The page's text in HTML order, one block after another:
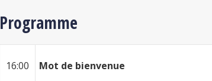
Programme
16:00 Mot de bienvenue